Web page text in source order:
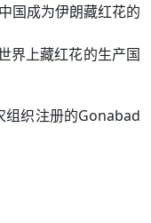
国成为伊朗藏红花的
界上藏红花的生产国
组织注册的Gonabad